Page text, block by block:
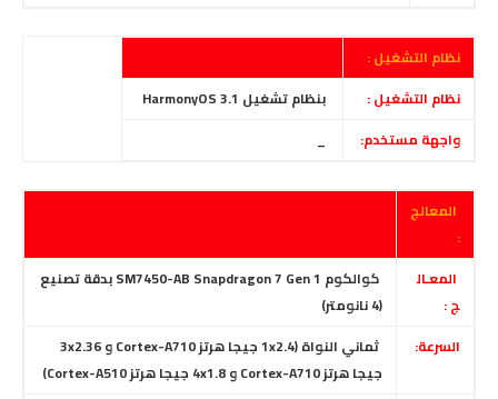
نظام التشغيل :
نظام التشغيل :
بنظام تشغيل HarmonyOS 3.1
واجهة مستخدم:
المعالج
:
المعـال
ج :
كوالكوم SM7450-AB Snapdragon 7 Gen 1 بدقة تصنيع
(4 نانومتر)
السرعة:
ثماني النواة (1x2.4 جيجا هرتز Cortex-A710 و 3x2.36
جيجا هرتز Cortex-A710 و 4x1.8 جيجا هرتز Cortex-A510)